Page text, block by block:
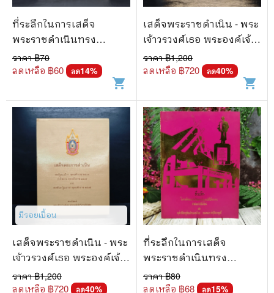
ที่ระลึกในการเสด็จ
พระราชดำเนินทรง
ประกอบพิธีวางศิลาฤกษ์
และพิธีเปิดอาคารศาล
ราคา ฿70
ลดเหลือ ฿60 ลด14%
shopping_cart
เสด็จพระราชดำเนิน - พระ
เจ้าวรวงศ์เธอ พระองค์เจ้า
วิภาวดีรังสิต
ราคา ฿1,200
ลดเหลือ ฿720 ลด40%
shopping_cart
มีรอยเปื้อน
เสด็จพระราชดำเนิน - พระ
เจ้าวรวงศ์เธอ พระองค์เจ้า
วิภาวดีรังสิต
ราคา ฿1,200
ลดเหลือ ฿720 ลด40%
ที่ระลึกในการเสด็จ
พระราชดำเนินทรง
ประกอบพิธีเปิดอาคาร
ศาลจังหวัดเชียงใหม่และ
ราคา ฿80
ลดเหลือ ฿68 ลด15%